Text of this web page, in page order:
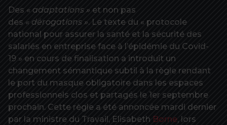
Des « adaptations » et non pas
des « dérogations ». Le texte du « protocole
national pour assurer la santé et la sécurité des
salariés en entreprise face à l’épidémie du Covid-
19 » en cours de finalisation a introduit un
changement sémantique subtil à la règle rendant
le port du masque obligatoire dans les espaces
professionnels clos et partagés le 1er septembre
prochain. Cette règle a été annoncée mardi dernier
par la ministre du Travail, Elisabeth Borne, lors